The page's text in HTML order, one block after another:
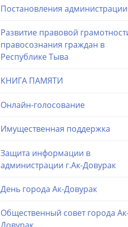
Постановления администрации
Развитие правовой
правосознания граждан в
Республике Тыва
КНИГА ПАМЯТИ
Онлайн-голосование
Имущественная поддержка
Защита информации в
администрации г.Ак-Довурак
День города Ак-Довурак
Общественный совет города